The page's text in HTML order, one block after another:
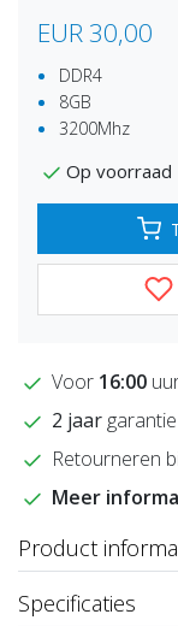
EUR 30,00
DDR4
8GB
3200Mhz
Op voorraad
Voor 16:00
2 jaar
Retourneren
Meer
Product
Specificaties